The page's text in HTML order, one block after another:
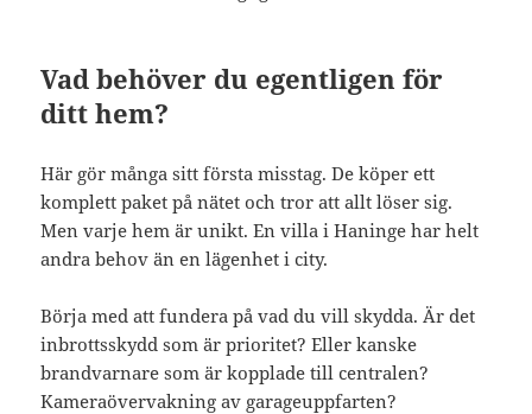
Vad behöver du egentligen för
ditt hem?
Här gör många sitt första misstag. De köper ett
komplett paket på nätet och tror att allt löser sig.
Men varje hem är unikt. En villa i Haninge har helt
andra behov än en lägenhet i city.
Börja med att fundera på vad du vill skydda. Är det
inbrottsskydd som är prioritet? Eller kanske
brandvarnare som är kopplade till centralen?
Kameraövervakning av garageuppfarten?